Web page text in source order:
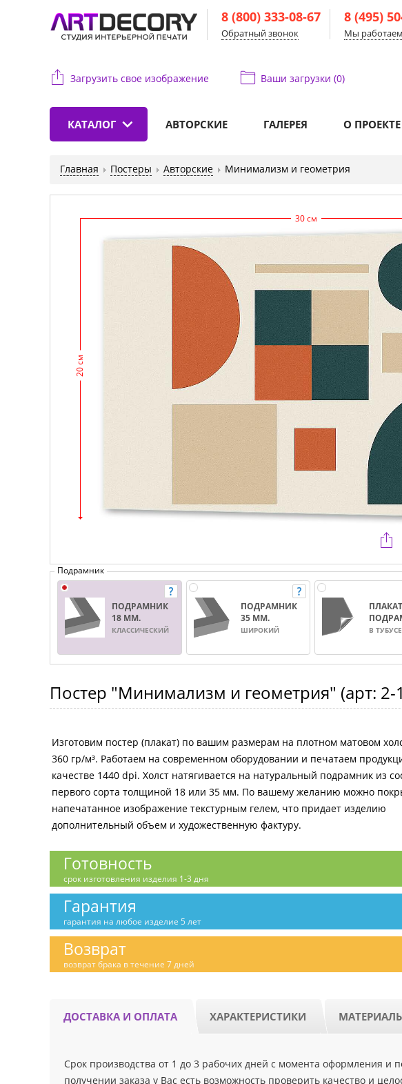
8 (800) 333-08-67
Обратный звонок
8 (495)
Мы
Загрузить свое изображение Ваши загрузки (0)
КАТАЛОГ АВТОРСКИЕ ГАЛЕРЕЯ О ПРОЕКТЕ
Главная Постеры Авторские Минимализм и геометрия
30 см
20 см
Подрамник
ПОДРАМНИК
18 ММ.
КЛАССИЧЕСКИЙ
ПОДРАМНИК
35 ММ.
ШИРОКИЙ В ТУБУСЕ
Постер "Минимализм и геометрия" (арт: 2-
Изготовим постер (плакат) по вашим размерам на плотном матовом
360 гр/м³. Работаем на современном оборудовании и печатаем
качестве 1440 dpi. Холст натягивается на натуральный подрамник из
первого сорта толщиной 18 или 35 мм. По вашему желанию можно
напечатанное изображение текстурным гелем, что придает изделию
дополнительный объем и художественную фактуру.
Готовность
срок изготовления изделия 1-3 дня
Гарантия
гарантия на любое изделие 5 лет
Возврат
возврат брака в течение 7 дней
ДОСТАВКА И ОПЛАТА ХАРАКТЕРИСТИКИ
Срок производства от 1 до 3 рабочих дней с момента оформления и
получении заказа у Вас есть возможность проверить качество и